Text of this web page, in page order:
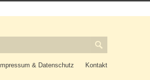
Impressum & Datenschutz Kontakt